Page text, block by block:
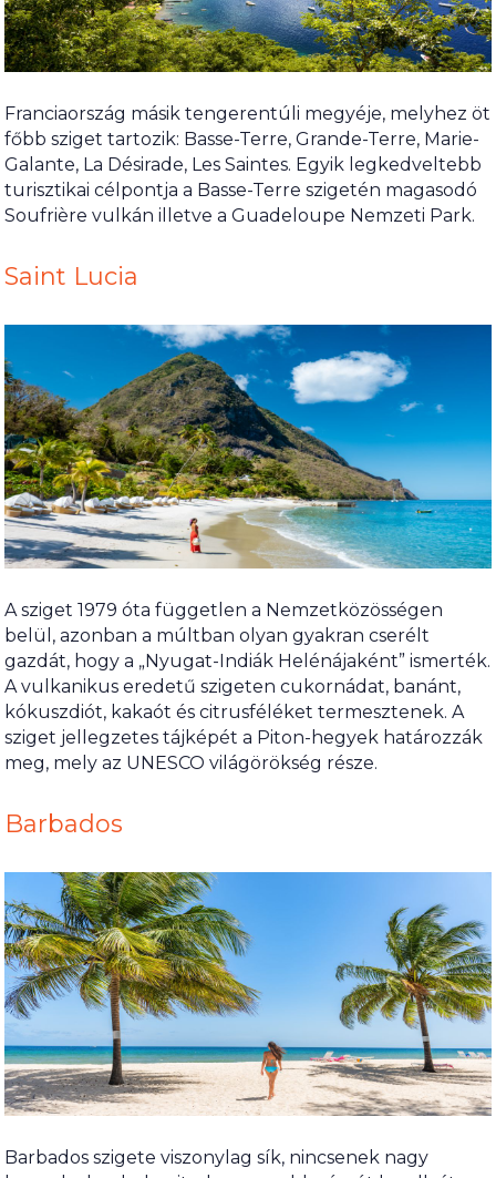
Franciaország másik tengerentúli megyéje, melyhez öt
főbb sziget tartozik: Basse-Terre, Grande-Terre, Marie-
Galante, La Désirade, Les Saintes. Egyik legkedveltebb
turisztikai célpontja a Basse-Terre szigetén magasodó
Soufrière vulkán illetve a Guadeloupe Nemzeti Park.
Saint Lucia
A sziget 1979 óta független a Nemzetközösségen
belül, azonban a múltban olyan gyakran cserélt
gazdát, hogy a „Nyugat-Indiák Helénájaként” ismerték.
A vulkanikus eredetű szigeten cukornádat, banánt,
kókuszdiót, kakaót és citrusféléket termesztenek. A
sziget jellegzetes tájképét a Piton-hegyek határozzák
meg, mely az UNESCO világörökség része.
Barbados
Barbados szigete viszonylag sík, nincsenek nagy